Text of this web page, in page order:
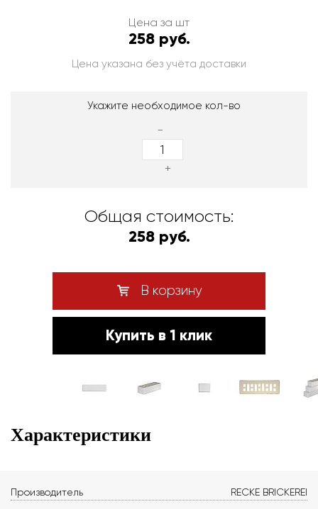
Цена за шт
258 руб.
Цена указана без учёта доставки
Укажите необходимое кол-во
-
+
Общая стоимость:
258 руб.
В корзину
Купить в 1 клик
Характеристики
Производитель
RECKE BRICKEREI